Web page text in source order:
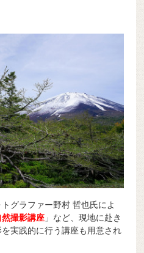
グラファー野村 哲也氏によ
撮影講座 」など、現地に赴き
実践的に行う講座も用意され